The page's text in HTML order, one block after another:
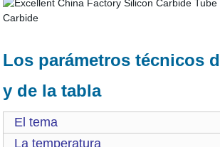
Los parámetros técnicos
y de la tabla
El tema
La temperatura